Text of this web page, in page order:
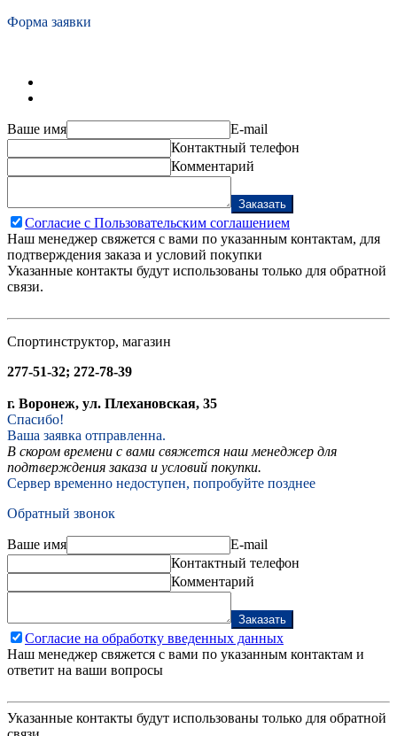
Форма заявки
Ваше имя
E-mail
Контактный телефон
Комментарий
Заказать
Согласие с Пользовательским соглашением
Наш менеджер свяжется с вами по указанным контактам, для
подтверждения заказа и условий покупки
Указанные контакты будут использованы только для обратной
связи.
Спортинструктор, магазин
277-51-32; 272-78-39
г. Воронеж, ул. Плехановская, 35
Спасибо!
Ваша заявка отправленна.
В скором времени с вами свяжется наш менеджер для
подтверждения заказа и условий покупки.
Сервер временно недоступен, попробуйте позднее
Обратный звонок
Ваше имя
E-mail
Контактный телефон
Комментарий
Заказать
Согласие на обработку введенных данных
Наш менеджер свяжется с вами по указанным контактам и
ответит на ваши вопросы
Указанные контакты будут использованы только для обратной